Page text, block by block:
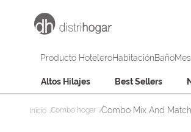
Producto HoteleroHabitaciónBaño
Altos Hilajes Best Sellers
Combo hogar Combo Mix And